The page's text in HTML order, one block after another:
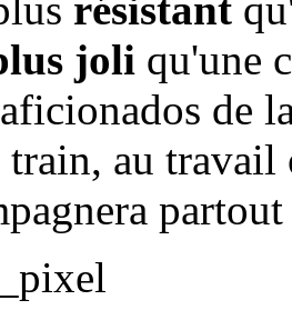
résistant
joli qu'une
de
train, au
partout